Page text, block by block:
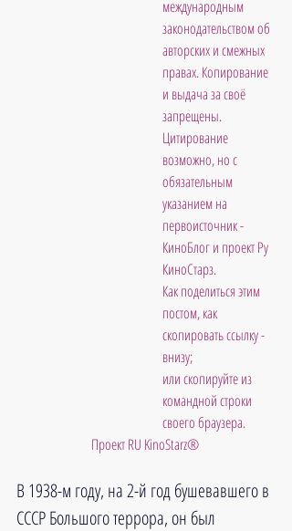
международным
законодательством об
авторских и смежных
правах. Копирование
и выдача за своё
запрещены.
Цитирование
возможно, но с
обязательным
указанием на
первоисточник -
КиноБлог и проект Ру
КиноСтарз.
Как поделиться этим
постом, как
скопировать ссылку -
внизу;
или скопируйте из
командной строки
своего браузера.
Проект RU KinoStarz®
В 1938-м году, на 2-й год бушевавшего в
СССР Большого террора, он был